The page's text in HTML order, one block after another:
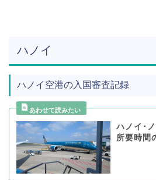
ハノイ
ハノイ空港の入国審査記録
ハノイ･
所要時間